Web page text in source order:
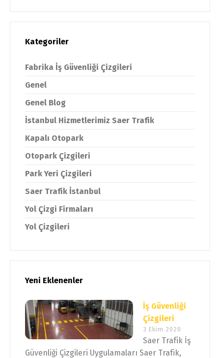
Kategoriler
Fabrika İş Güvenliği Çizgileri
Genel
Genel Blog
İstanbul Hizmetlerimiz Saer Trafik
Kapalı Otopark
Otopark Çizgileri
Park Yeri Çizgileri
Saer Trafik İstanbul
Yol Çizgi Firmaları
Yol Çizgileri
Yeni Eklenenler
İş Güvenliği
Çizgileri
3 Ekim 2020
Saer Trafik İş
Güvenliği Çizgileri Uygulamaları Saer Trafik,